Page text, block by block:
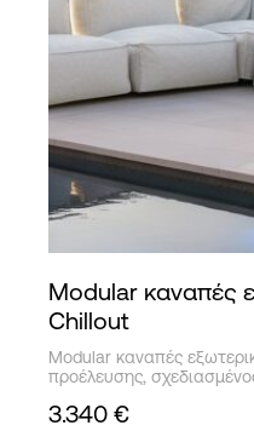
Modular καναπές
Chillout
Modular καναπές
προέλευσης,
3.340 €